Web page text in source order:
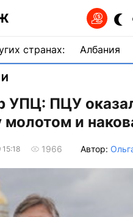
странах: Албания
УПЦ: ПЦУ
и
1966 Автор: